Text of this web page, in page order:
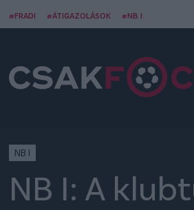
#FRADI #ÁTIGAZOLÁSOK #NB I
NB I
NB I: A